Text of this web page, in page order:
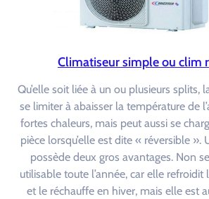
Climatiseur simple ou clim
Qu’elle soit liée à un ou plusieurs splits,
se limiter à abaisser la température de
fortes chaleurs, mais peut aussi se
pièce lorsqu’elle est dite « réversible ».
possède deux gros avantages. Non
utilisable toute l’année, car elle
et le réchauffe en hiver, mais elle est